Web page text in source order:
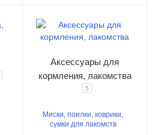
Аксессуары для
кормления, лакомства
5
Миски, поилки, коврики,
сумки для лакомств